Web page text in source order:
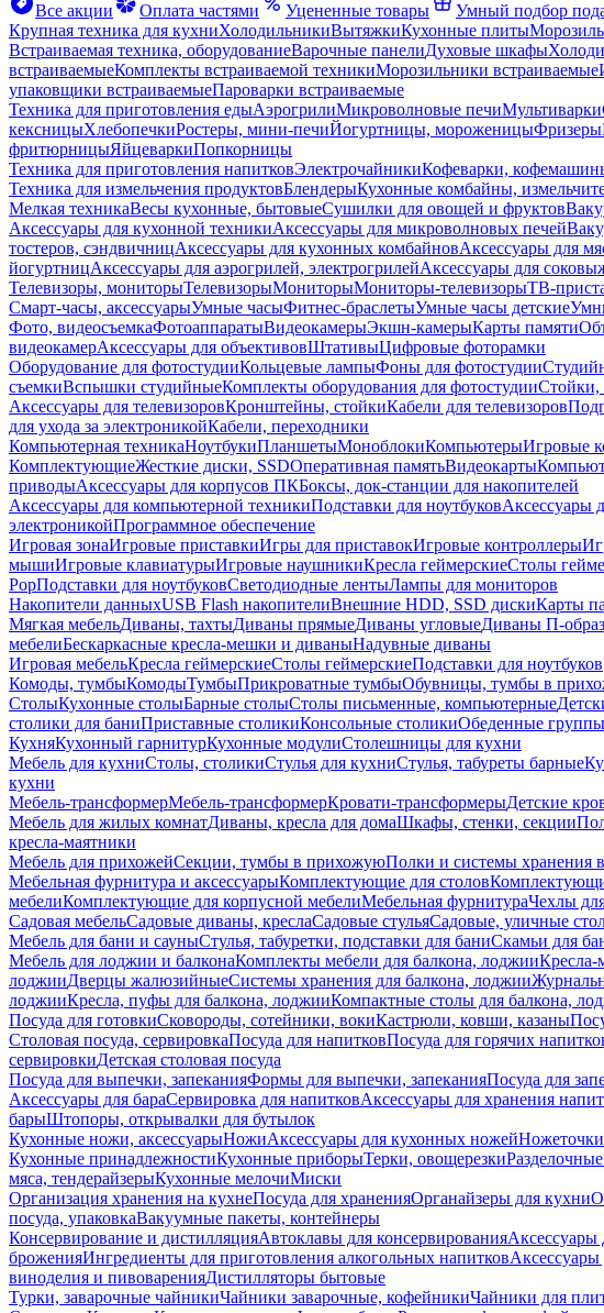
Все акции
Оплата частями Уцененные товары Умный подбор
Крупная техника для кухниХолодильникиВытяжкиКухонные плиты
Встраиваемая техника, оборудованиеВарочные панелиДуховые шкафы
встраиваемыеКомплекты встраиваемой техникиМорозильники встраиваемые
упаковщики встраиваемыеПароварки встраиваемые
Техника для приготовления едыАэрогрилиМикроволновые печиМультиварки
кексницыХлебопечкиРостеры, мини-печиЙогуртницы, мороженицыФризеры
фритюрницыЯйцеваркиПопкорницы
Техника для приготовления напитковЭлектрочайникиКофеварки,
Техника для измельчения продуктовБлендерыКухонные комбайны,
Мелкая техникаВесы кухонные, бытовыеСушилки для овощей и фруктов
Аксессуары для кухонной техникиАксессуары для микроволновых печей
тостеров, сэндвичницАксессуары для кухонных комбайновАксессуары для
йогуртницАксессуары для аэрогрилей, электрогрилейАксессуары для
Телевизоры, мониторыТелевизорыМониторыМониторы-телевизорыТВ-
Смарт-часы, аксессуарыУмные часыФитнес-браслетыУмные часы детские
Фото, видеосъемкаФотоаппаратыВидеокамерыЭкшн-камерыКарты памяти
видеокамерАксессуары для объективовШтативыЦифровые фоторамки
Оборудование для фотостудииКольцевые лампыФоны для фотостудии
съемкиВспышки студийныеКомплекты оборудования для фотостудииСтойки,
Аксессуары для телевизоровКронштейны, стойкиКабели для телевизоров
для ухода за электроникойКабели, переходники
Компьютерная техникаНоутбукиПланшетыМоноблокиКомпьютерыИгровые
КомплектующиеЖесткие диски, SSDОперативная памятьВидеокарты
приводыАксессуары для корпусов ПКБоксы, док-станции для накопителей
Аксессуары для компьютерной техникиПодставки для ноутбуковАксессуары
электроникойПрограммное обеспечение
Игровая зонаИгровые приставкиИгры для приставокИгровые контроллеры
мышиИгровые клавиатурыИгровые наушникиКресла геймерскиеСтолы
PopПодставки для ноутбуковСветодиодные лентыЛампы для мониторов
Накопители данныхUSB Flash накопителиВнешние HDD, SSD дискиКарты
Мягкая мебельДиваны, тахтыДиваны прямыеДиваны угловыеДиваны П-
мебелиБескаркасные кресла-мешки и диваныНадувные диваны
Игровая мебельКресла геймерскиеСтолы геймерскиеПодставки для ноутбуков
Комоды, тумбыКомодыТумбыПрикроватные тумбыОбувницы, тумбы в
СтолыКухонные столыБарные столыСтолы письменные, компьютерные
столики для баниПриставные столикиКонсольные столикиОбеденные группы
КухняКухонный гарнитурКухонные модулиСтолешницы для кухни
Мебель для кухниСтолы, столикиСтулья для кухниСтулья, табуреты барные
кухни
Мебель-трансформерМебель-трансформерКровати-трансформерыДетские
Мебель для жилых комнатДиваны, кресла для домаШкафы, стенки, секции
кресла-маятники
Мебель для прихожейСекции, тумбы в прихожуюПолки и системы хранения
Мебельная фурнитура и аксессуарыКомплектующие для столов
мебелиКомплектующие для корпусной мебелиМебельная фурнитураЧехлы
Садовая мебельСадовые диваны, креслаСадовые стульяСадовые, уличные
Мебель для бани и сауныСтулья, табуретки, подставки для баниСкамьи для
Мебель для лоджии и балконаКомплекты мебели для балкона, лоджииКресла-
лоджииДверцы жалюзийныеСистемы хранения для балкона, лоджии
лоджииКресла, пуфы для балкона, лоджииКомпактные столы для балкона,
Посуда для готовкиСковороды, сотейники, вокиКастрюли, ковши, казаны
Столовая посуда, сервировкаПосуда для напитковПосуда для горячих
сервировкиДетская столовая посуда
Посуда для выпечки, запеканияФормы для выпечки, запеканияПосуда для
Аксессуары для бараСервировка для напитковАксессуары для хранения
барыШтопоры, открывалки для бутылок
Кухонные ножи, аксессуарыНожиАксессуары для кухонных ножей
Кухонные принадлежностиКухонные приборыТерки, овощерезки
мяса, тендерайзерыКухонные мелочиМиски
Организация хранения на кухнеПосуда для храненияОрганайзеры для кухни
посуда, упаковкаВакуумные пакеты, контейнеры
Консервирование и дистилляцияАвтоклавы для консервированияАксессуары
броженияИнгредиенты для приготовления алкогольных напитковАксессуары
виноделия и пивоваренияДистилляторы бытовые
Турки, заварочные чайникиЧайники заварочные, кофейникиЧайники для